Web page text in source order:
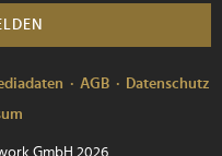
AGB
Datenschutz